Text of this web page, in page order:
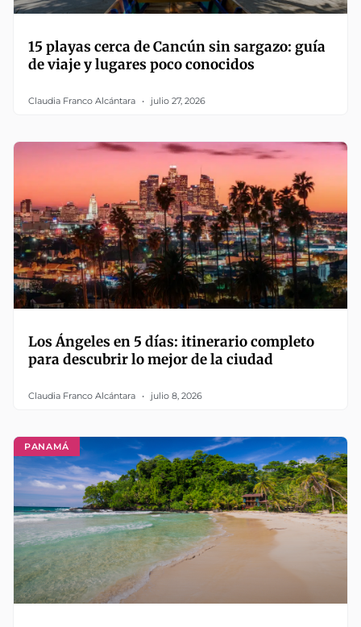
15 playas cerca de Cancún sin sargazo: guía
de viaje y lugares poco conocidos
Claudia Franco Alcántara julio 27, 2026
Los Ángeles en 5 días: itinerario completo
para descubrir lo mejor de la ciudad
Claudia Franco Alcántara julio 8, 2026
PANAMÁ